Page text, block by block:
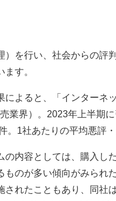
）を行い、社会からの
ます。
よると、「インターネ
売業界）。2023年上半期
。1社あたりの平均悪評
内容としては、購入し
ものが多い傾向がみられ
されたこともあり、同社